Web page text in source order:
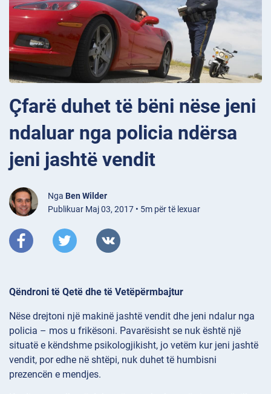
Çfarë duhet të bëni nëse jeni
ndaluar nga policia ndërsa
jeni jashtë vendit
Nga Ben Wilder
Publikuar Maj 03, 2017 • 5m për të lexuar
Qëndroni të Qetë dhe të Vetëpërmbajtur
Nëse drejtoni një makinë jashtë vendit dhe jeni ndalur nga
policia – mos u frikësoni. Pavarësisht se nuk është një
situatë e këndshme psikologjikisht, jo vetëm kur jeni jashtë
vendit, por edhe në shtëpi, nuk duhet të humbisni
prezencën e mendjes.